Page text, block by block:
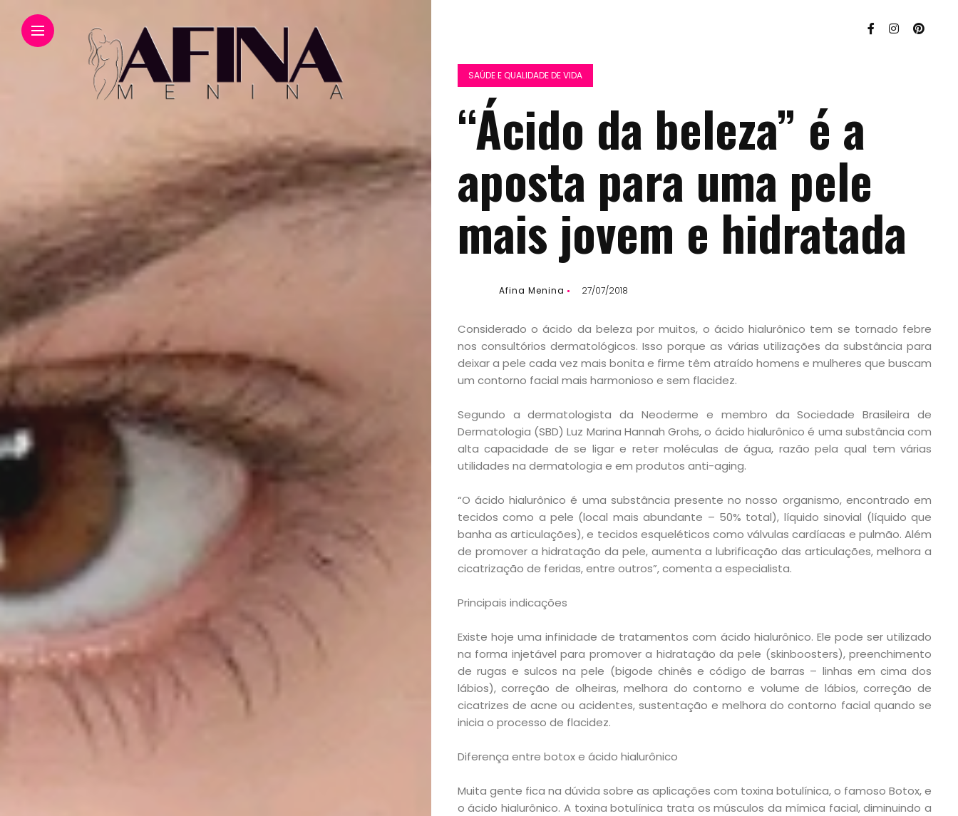
SAÚDE E QUALIDADE DE VIDA
“Ácido da beleza” é a
aposta para uma pele
mais jovem e hidratada
Afina Menina 27/07/2018
Considerado o ácido da beleza por muitos, o ácido hialurônico tem se tornado febre
nos consultórios dermatológicos. Isso porque as várias utilizações da substância para
deixar a pele cada vez mais bonita e firme têm atraído homens e mulheres que buscam
um contorno facial mais harmonioso e sem flacidez.
Segundo a dermatologista da Neoderme e membro da Sociedade Brasileira de
Dermatologia (SBD) Luz Marina Hannah Grohs, o ácido hialurônico é uma substância com
alta capacidade de se ligar e reter moléculas de água, razão pela qual tem várias
utilidades na dermatologia e em produtos anti-aging.
“O ácido hialurônico é uma substância presente no nosso organismo, encontrado em
tecidos como a pele (local mais abundante – 50% total), líquido sinovial (líquido que
banha as articulações), e tecidos esqueléticos como válvulas cardíacas e pulmão. Além
de promover a hidratação da pele, aumenta a lubrificação das articulações, melhora a
cicatrização de feridas, entre outros”, comenta a especialista.
Principais indicações
Existe hoje uma infinidade de tratamentos com ácido hialurônico. Ele pode ser utilizado
na forma injetável para promover a hidratação da pele (skinboosters), preenchimento
de rugas e sulcos na pele (bigode chinês e código de barras – linhas em cima dos
lábios), correção de olheiras, melhora do contorno e volume de lábios, correção de
cicatrizes de acne ou acidentes, sustentação e melhora do contorno facial quando se
inicia o processo de flacidez.
Diferença entre botox e ácido hialurônico
Muita gente fica na dúvida sobre as aplicações com toxina botulínica, o famoso Botox, e
o ácido hialurônico. A toxina botulínica trata os músculos da mímica facial, diminuindo a